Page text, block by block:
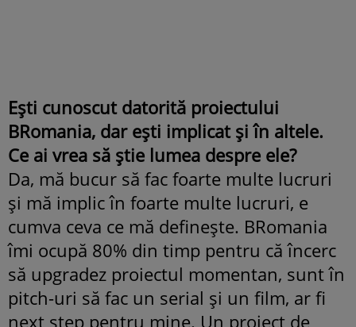
Ești cunoscut datorită proiectului
BRomania, dar ești implicat și în altele.
Ce ai vrea să știe lumea despre ele?
Da, mă bucur să fac foarte multe lucruri
și mă implic în foarte multe lucruri, e
cumva ceva ce mă definește. BRomania
îmi ocupă 80% din timp pentru că încerc
să upgradez proiectul momentan, sunt în
pitch-uri să fac un serial și un film, ar fi
next step pentru mine. Un proiect de